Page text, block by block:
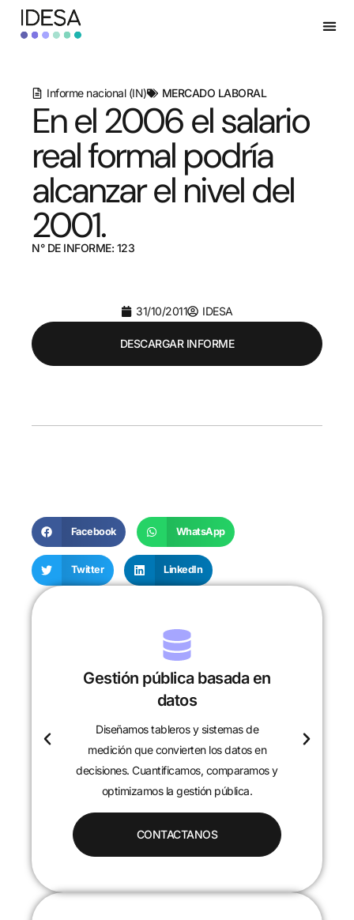
Informe nacional (IN) MERCADO LABORAL
En el 2006 el salario
real formal podría
alcanzar el nivel del
2001.
N° DE INFORME: 123
31/10/2011 IDESA
DESCARGAR INFORME
Facebook WhatsApp
Twitter LinkedIn
Gestión pública basada en
datos
Diseñamos tableros y sistemas de
medición que convierten los datos en
decisiones. Cuantificamos, comparamos y
optimizamos la gestión pública.
CONTACTANOS